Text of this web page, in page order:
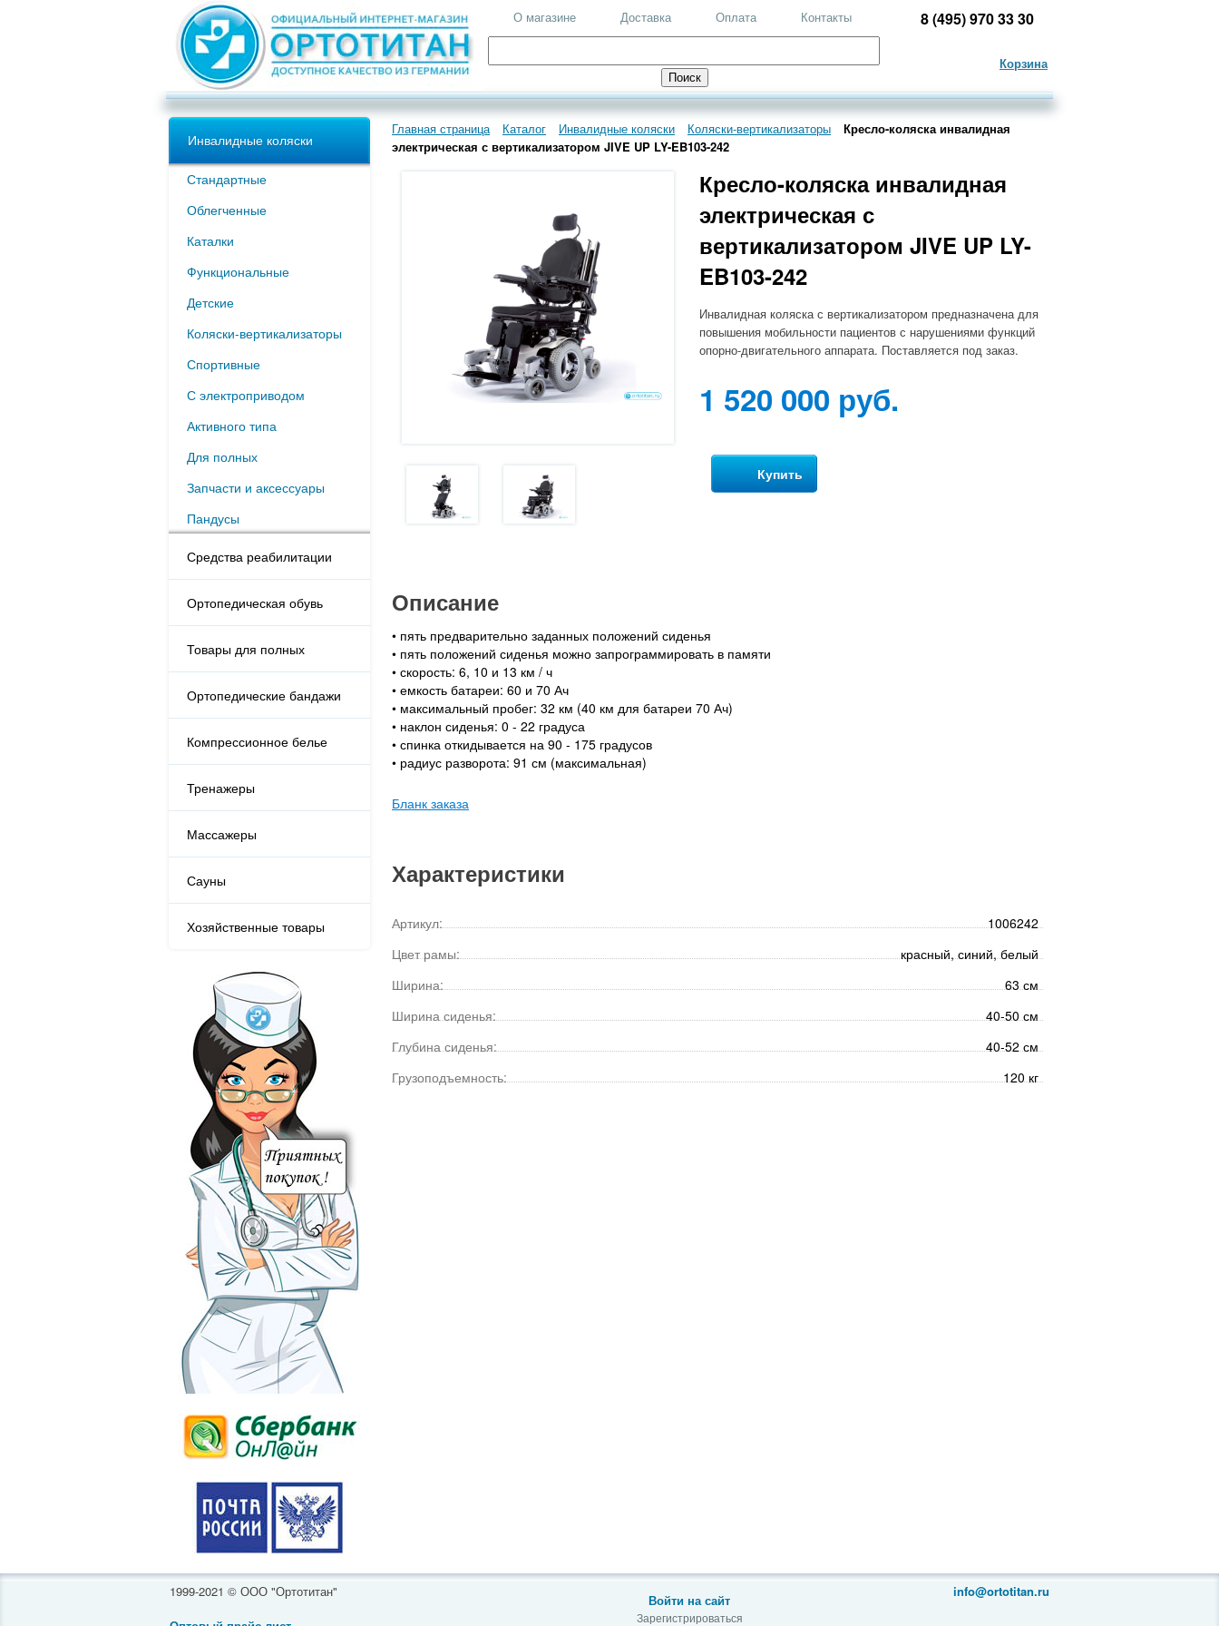
О магазине Доставка Оплата Контакты 8 (495) 970 33 30
Корзина
Инвалидные коляски
Стандартные
Облегченные
Каталки
Функциональные
Детские
Коляски-вертикализаторы
Спортивные
С электроприводом
Активного типа
Для полных
Запчасти и аксессуары
Пандусы
Средства реабилитации
Ортопедическая обувь
Товары для полных
Ортопедические бандажи
Компрессионное белье
Тренажеры
Массажеры
Сауны
Хозяйственные товары
Главная страница Каталог Инвалидные коляски Коляски-вертикализаторы
Кресло-коляска инвалидная
электрическая с вертикализатором JIVE UP LY-EB103-242
Кресло-коляска инвалидная
электрическая с
вертикализатором JIVE UP LY-
EB103-242
Инвалидная коляска с вертикализатором предназначена для
повышения мобильности пациентов с нарушениями функций
опорно-двигательного аппарата. Поставляется под заказ.
1 520 000 руб.
Купить
Описание
• пять предварительно заданных положений сиденья
• пять положений сиденья можно запрограммировать в памяти
• скорость: 6, 10 и 13 км / ч
• емкость батареи: 60 и 70 Ач
• максимальный пробег: 32 км (40 км для батареи 70 Ач)
• наклон сиденья: 0 - 22 градуса
• спинка откидывается на 90 - 175 градусов
• радиус разворота: 91 см (максимальная)
Бланк заказа
Характеристики
Артикул:
1006242
Цвет рамы:
красный, синий, белый
Ширина:
63 см
Ширина сиденья:
40-50 см
Глубина сиденья:
40-52 см
Грузоподъемность:
120 кг
1999-2021 © ООО "Ортотитан"
Войти на сайт
Зарегистрироваться
info@ortotitan.ru